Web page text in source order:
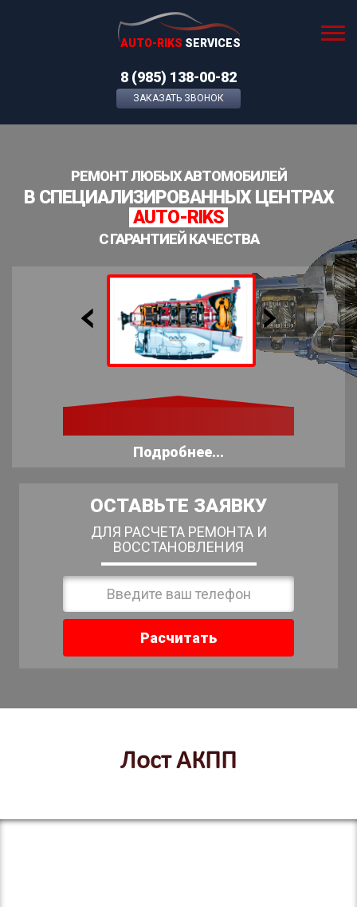
AUTO-RIKS SERVICES
8 (985) 138-00-82
ЗАКАЗАТЬ ЗВОНОК
РЕМОНТ ЛЮБЫХ АВТОМОБИЛЕЙ
В СПЕЦИАЛИЗИРОВАННЫХ ЦЕНТРАХ
AUTO-RIKS
С ГАРАНТИЕЙ КАЧЕСТВА
Подробнее...
ОСТАВЬТЕ ЗАЯВКУ
ДЛЯ РАСЧЕТА РЕМОНТА И
ВОССТАНОВЛЕНИЯ
Расчитать
Лост АКПП